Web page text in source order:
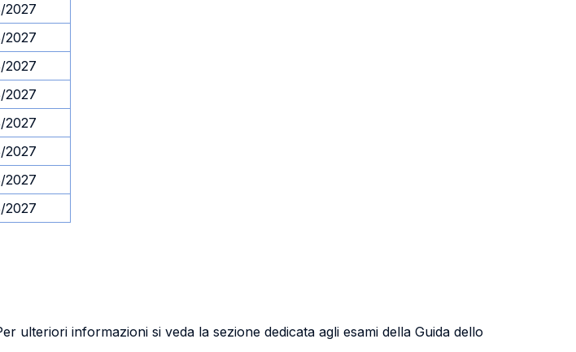
2027
2027
2027
2027
2027
2027
2027
2027
ulteriori informazioni si veda la sezione dedicata agli esami della Guida dello